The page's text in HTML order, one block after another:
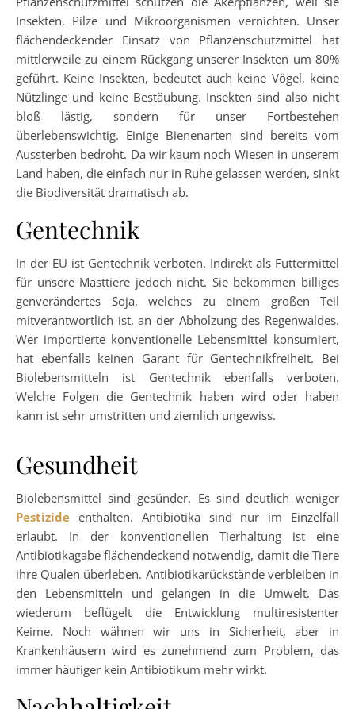
Insekten, Pilze und Mikroorganismen vernichten. Unser
flächendeckender Einsatz von Pflanzenschutzmittel hat
mittlerweile zu einem Rückgang unserer Insekten um 80%
geführt. Keine Insekten, bedeutet auch keine Vögel, keine
Nützlinge und keine Bestäubung. Insekten sind also nicht
bloß lästig, sondern für unser Fortbestehen
überlebenswichtig. Einige Bienenarten sind bereits vom
Aussterben bedroht. Da wir kaum noch Wiesen in unserem
Land haben, die einfach nur in Ruhe gelassen werden, sinkt
die Biodiversität dramatisch ab.
Gentechnik
In der EU ist Gentechnik verboten. Indirekt als Futtermittel
für unsere Masttiere jedoch nicht. Sie bekommen billiges
genverändertes Soja, welches zu einem großen Teil
mitverantwortlich ist, an der Abholzung des Regenwaldes.
Wer importierte konventionelle Lebensmittel konsumiert,
hat ebenfalls keinen Garant für Gentechnikfreiheit. Bei
Biolebensmitteln ist Gentechnik ebenfalls verboten.
Welche Folgen die Gentechnik haben wird oder haben
kann ist sehr umstritten und ziemlich ungewiss.
Gesundheit
Biolebensmittel sind gesünder. Es sind deutlich weniger
Pestizide enthalten. Antibiotika sind nur im Einzelfall
erlaubt. In der konventionellen Tierhaltung ist eine
Antibiotikagabe flächendeckend notwendig, damit die Tiere
ihre Qualen überleben. Antibiotikarückstände verbleiben in
den Lebensmitteln und gelangen in die Umwelt. Das
wiederum beflügelt die Entwicklung multiresistenter
Keime. Noch wähnen wir uns in Sicherheit, aber in
Krankenhäusern wird es zunehmend zum Problem, das
immer häufiger kein Antibiotikum mehr wirkt.